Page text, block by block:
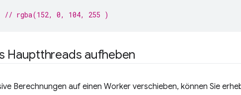
// rgba(152, 0, 104, 255 )
Hauptthreads aufheben
Berechnungen auf einen Worker verschieben, können Sie